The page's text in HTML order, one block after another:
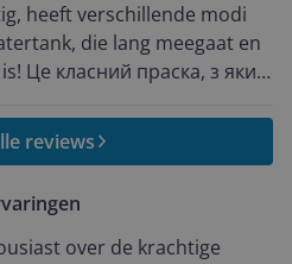
heeft verschillende modi
die lang meegaat en
Це класний праска, з яким
it!
reviews
over de krachtige